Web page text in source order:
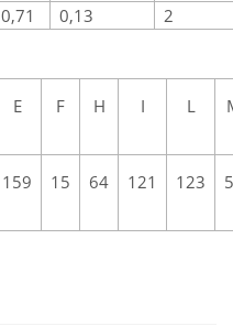
0,71 0,13
2
E F H I L
159 15 64 121 123